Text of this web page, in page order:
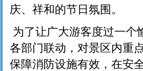
庆、祥和的节日氛围。
为了让广大游客度过一个
各部门联动，对景区内重
保障消防设施有效，在安